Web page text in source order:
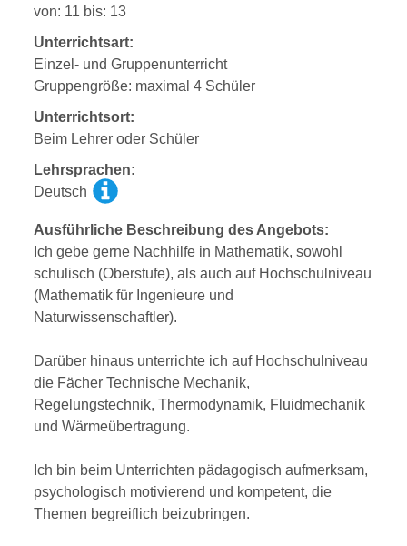
von: 11 bis: 13
Unterrichtsart:
Einzel- und Gruppenunterricht
Gruppengröße: maximal 4 Schüler
Unterrichtsort:
Beim Lehrer oder Schüler
Lehrsprachen:
Deutsch
Ausführliche Beschreibung des Angebots:
Ich gebe gerne Nachhilfe in Mathematik, sowohl
schulisch (Oberstufe), als auch auf Hochschulniveau
(Mathematik für Ingenieure und
Naturwissenschaftler).
Darüber hinaus unterrichte ich auf Hochschulniveau
die Fächer Technische Mechanik,
Regelungstechnik, Thermodynamik, Fluidmechanik
und Wärmeübertragung.
Ich bin beim Unterrichten pädagogisch aufmerksam,
psychologisch motivierend und kompetent, die
Themen begreiflich beizubringen.